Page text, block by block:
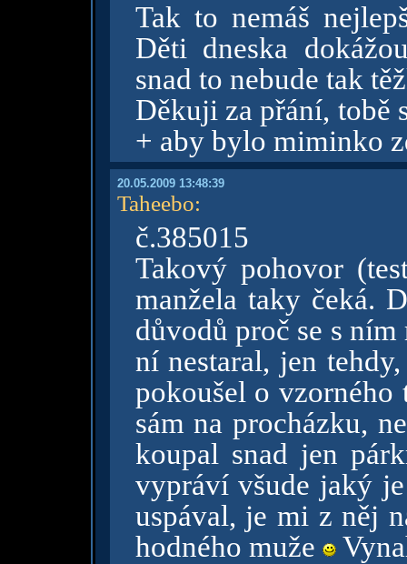
Tak to nemáš
Děti dneska
snad to nebude tak
Děkuji za přání, tobě
+ aby bylo miminko
20.05.2009 13:48:39
Taheebo:
č.385015
Takový pohovor
manžela taky čeká.
důvodů proč se s
ní nestaral, jen
pokoušel o vzorného
sám na procházku,
koupal snad jen
vypráví všude jaký
uspával, je mi z něj
hodného muže